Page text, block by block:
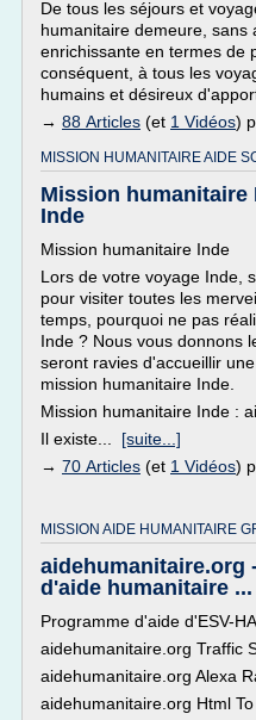
De tous les séjours et
humanitaire demeure, sans
enrichissante en termes de
conséquent, à tous les
humains et désireux
→ 88 Articles (et 1 Vidéos)
MISSION HUMANITAIRE AIDE
Mission humanitaire
Inde
Mission humanitaire Inde
Lors de votre voyage Inde,
pour visiter toutes les
temps, pourquoi ne pas
Inde ? Nous vous donnons
seront ravies d'accueillir
mission humanitaire Inde.
Mission humanitaire Inde :
Il existe... [suite...]
→ 70 Articles (et 1 Vidéos)
MISSION AIDE HUMANITAIRE
aidehumanitaire.org
d'aide humanitaire ...
Programme d'aide d'ESV-
aidehumanitaire.org Traffic
aidehumanitaire.org Alexa
aidehumanitaire.org Html